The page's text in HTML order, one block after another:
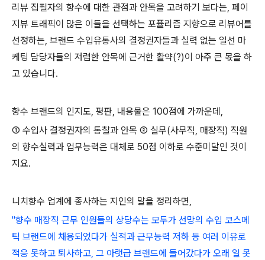
리뷰 집필자의 향수에 대한 관점과 안목을 고려하기 보다는, 페이
지뷰 트래픽이 많은 이들을 선택하는 포퓰리즘 지향으로 리뷰어를
선정하는, 브랜드 수입유통사의 결정권자들과 실력 없는 일선 마
케팅 담당자들의 저렴한 안목에 근거한 활약(?)이 아주 큰 몫을 하
고 있습니다.
향수 브랜드의 인지도, 평판, 내용물은 100점에 가까운데,
① 수입사 결정권자의 통찰과 안목 ② 실무(사무직, 매장직) 직원
의 향수실력과 업무능력은 대체로 50점 이하로 수준미달인 것이
지요.
니치향수 업계에 종사하는 지인의 말을 정리하면,
"향수 매장직 근무 인원들의 상당수는 모두가 선망의 수입 코스메
틱 브랜드에 채용되었다가 실적과 근무능력 저하 등 여러 이유로
적응 못하고 퇴사하고, 그 아랫급 브랜드에 들어갔다가 오래 일 못